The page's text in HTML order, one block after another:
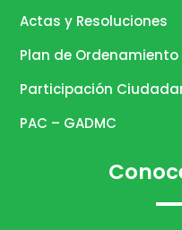
Actas y Resoluciones
Plan de Ordenamiento
Participación
PAC – GADMC